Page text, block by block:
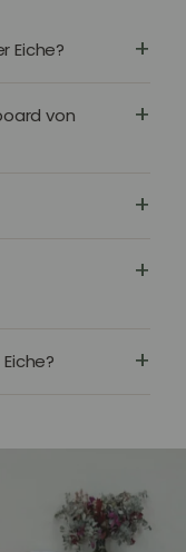
Eiche?
von